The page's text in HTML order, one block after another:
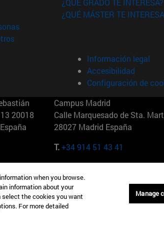
en nueva ventana)
(abre en nueva ventana)
(abre en nueva ventana)
¿QUÉ GRADO TE INTERESA?
¿QUÉ MÁSTER TE
Información legal
Accesibilidad
Configuración de
20018
Campus Madrid
Calle Marquesado de Sta.
28027 Madrid España
T.+34 914 51 43 41
Nueva York Maria-Theresia-Straße 15 81675
Múnich Alemania
T.+49 89 24209790
when you browse.
information about your
select the cookies you want
For more detailed
Manage